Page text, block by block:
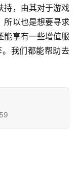
持，由其对于游戏
所以也是想要寻求
能享有一些增值服
我们都能帮助去